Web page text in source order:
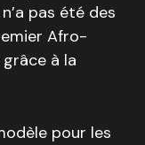
pas été des
Afro-
à la
pour les